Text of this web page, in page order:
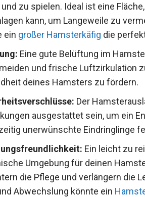
und zu spielen. Ideal ist eine
kann, um Langeweile zu
ein großer Hamsterkäfig die
Eine gute Belüftung im
und frische Luftzirkulation
deines Hamsters zu fördern.
Der
ausgestattet sein, um ein
unerwünschte Eindringlinge
Ein leicht zu
Umgebung für deinen
die Pflege und verlängern die
Abwechslung könnte ein